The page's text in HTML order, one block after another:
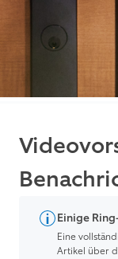
Einige
Eine
Artikel über